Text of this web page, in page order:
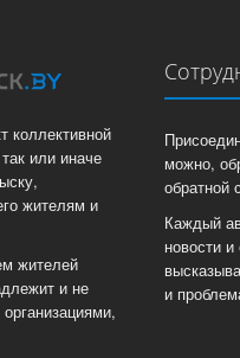
коллективной
или иначе
жителям и
жителей
и не
можно,
обратной
Каждый
новости
и